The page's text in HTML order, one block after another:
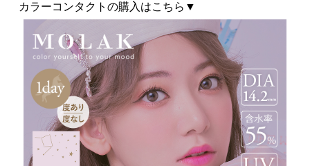
カラーコンタクトの購入はこちら▼